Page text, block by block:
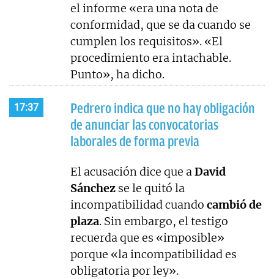
el informe «era una nota de
conformidad, que se da cuando se
cumplen los requisitos». «El
procedimiento era intachable.
Punto», ha dicho.
17:37
Pedrero indica que no hay obligación
de anunciar las convocatorias
laborales de forma previa
El acusación dice que aDavid
Sánchez se le quitó la
incompatibilidad cuandocambió de
plaza. Sin embargo, el testigo
recuerda que es «imposible»
porque «la incompatibilidad es
obligatoria por ley».